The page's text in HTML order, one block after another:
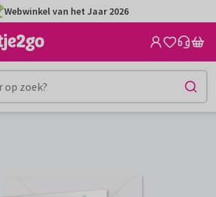
Webwinkel van het Jaar 2026